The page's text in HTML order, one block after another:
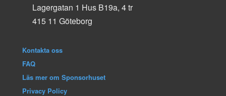
Lagergatan 1 Hus B19a, 4 tr
415 11 Göteborg
Kontakta oss
FAQ
Läs mer om Sponsorhuset
Privacy Policy